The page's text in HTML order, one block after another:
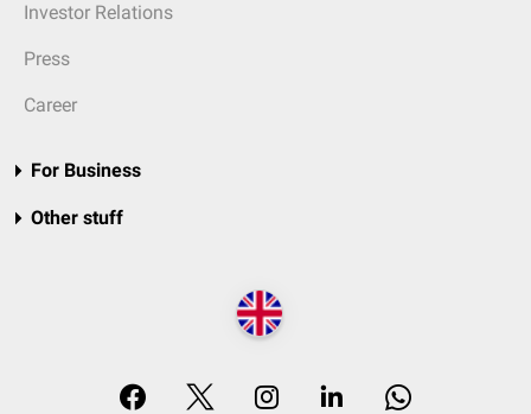
Investor Relations
Press
Career
For Business
Other stuff